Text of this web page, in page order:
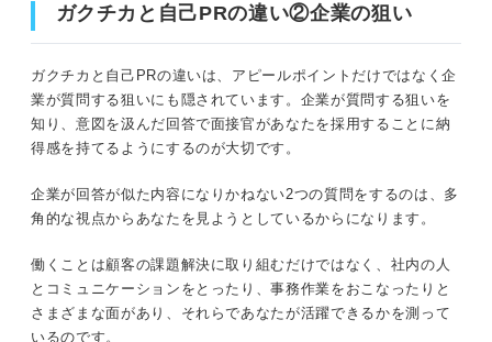
ガクチカと自己PRの違い②企業の狙い
ガクチカと自己PRの違いは、アピールポイントだけではなく企
業が質問する狙いにも隠されています。企業が質問する狙いを
知り、意図を汲んだ回答で面接官があなたを採用することに納
得感を持てるようにするのが大切です。
企業が回答が似た内容になりかねない2つの質問をするのは、多
角的な視点からあなたを見ようとしているからになります。
働くことは顧客の課題解決に取り組むだけではなく、社内の人
とコミュニケーションをとったり、事務作業をおこなったりと
さまざまな面があり、それらであなたが活躍できるかを測って
いるのです。